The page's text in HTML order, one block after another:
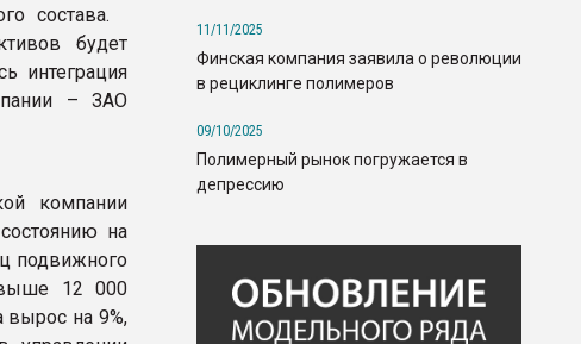
состава.
будет
интеграция
– ЗАО
компании
на
подвижного
12 000
вырос на 9%,
11/11/2025
Финская компания заявила о революции
в рециклинге полимеров
09/10/2025
Полимерный рынок погружается в
депрессию